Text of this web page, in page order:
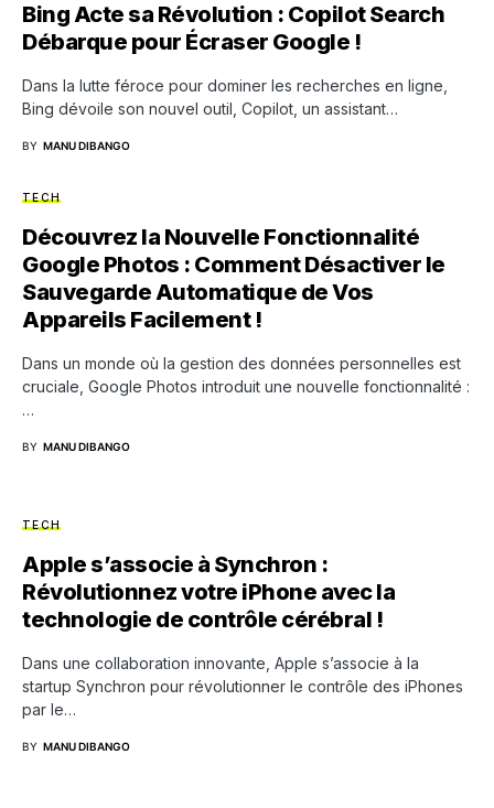
Bing Acte sa Révolution : Copilot Search
Débarque pour Écraser Google !
Dans la lutte féroce pour dominer les recherches en ligne,
Bing dévoile son nouvel outil, Copilot, un assistant…
BY MANU DIBANGO
TECH
Découvrez la Nouvelle Fonctionnalité
Google Photos : Comment Désactiver le
Sauvegarde Automatique de Vos
Appareils Facilement !
Dans un monde où la gestion des données personnelles est
cruciale, Google Photos introduit une nouvelle fonctionnalité :
…
BY MANU DIBANGO
TECH
Apple s’associe à Synchron :
Révolutionnez votre iPhone avec la
technologie de contrôle cérébral !
Dans une collaboration innovante, Apple s’associe à la
startup Synchron pour révolutionner le contrôle des iPhones
par le…
BY MANU DIBANGO